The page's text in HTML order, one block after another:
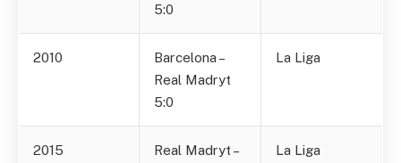
5:0
2010
Barcelona –
Real Madryt
5:0
La Liga
2015
Real Madryt –
La Liga